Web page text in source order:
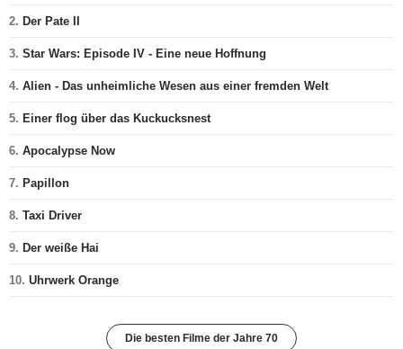
2. Der Pate II
3. Star Wars: Episode IV - Eine neue Hoffnung
4. Alien - Das unheimliche Wesen aus einer fremden Welt
5. Einer flog über das Kuckucksnest
6. Apocalypse Now
7. Papillon
8. Taxi Driver
9. Der weiße Hai
10. Uhrwerk Orange
Die besten Filme der Jahre 70